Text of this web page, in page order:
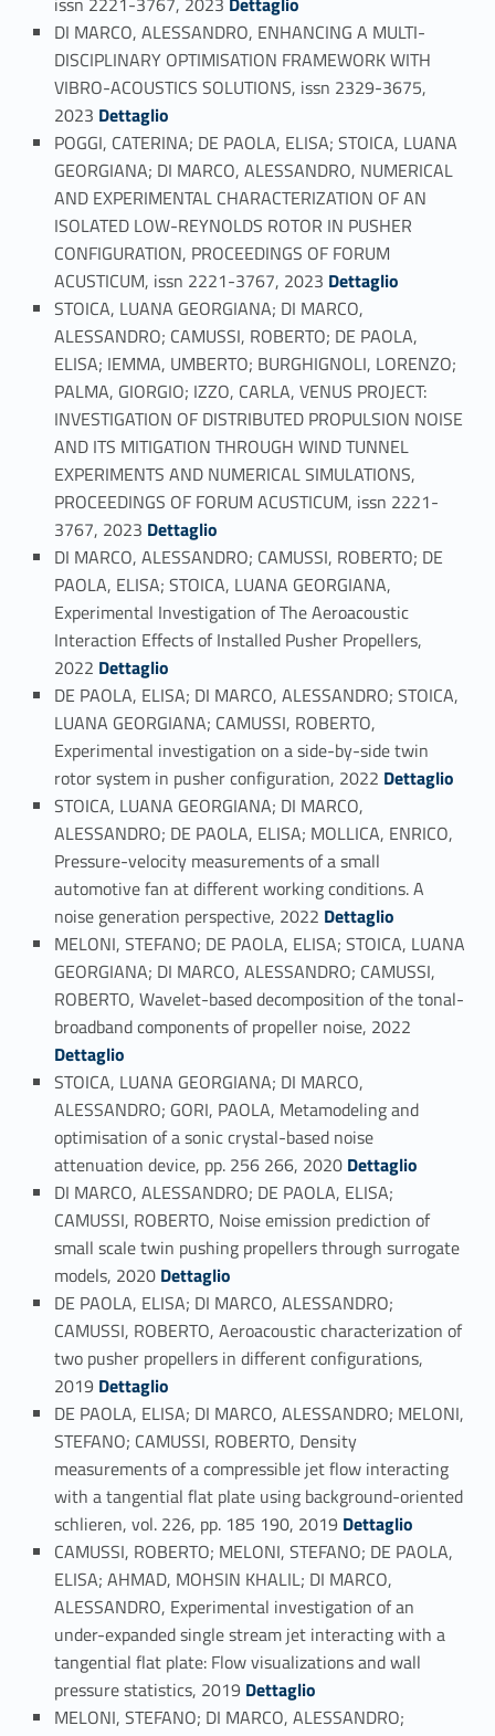
DI MARCO, ALESSANDRO, ENHANCING A MULTI-
DISCIPLINARY OPTIMISATION FRAMEWORK WITH
VIBRO-ACOUSTICS SOLUTIONS, issn 2329-3675,
2023 Link identifier #identifier_person_31003-32
Dettaglio
POGGI, CATERINA; DE PAOLA, ELISA; STOICA, LUANA
GEORGIANA; DI MARCO, ALESSANDRO, NUMERICAL
AND EXPERIMENTAL CHARACTERIZATION OF AN
ISOLATED LOW-REYNOLDS ROTOR IN PUSHER
CONFIGURATION, PROCEEDINGS OF FORUM
ACUSTICUM, issn 2221-3767, 2023 Link identifier #identifier_person_168834-33
Dettaglio
STOICA, LUANA GEORGIANA; DI MARCO,
ALESSANDRO; CAMUSSI, ROBERTO; DE PAOLA,
ELISA; IEMMA, UMBERTO; BURGHIGNOLI, LORENZO;
PALMA, GIORGIO; IZZO, CARLA, VENUS PROJECT:
INVESTIGATION OF DISTRIBUTED PROPULSION NOISE
AND ITS MITIGATION THROUGH WIND TUNNEL
EXPERIMENTS AND NUMERICAL SIMULATIONS,
PROCEEDINGS OF FORUM ACUSTICUM, issn 2221-
3767, 2023 Link identifier #identifier_person_175367-34
Dettaglio
DI MARCO, ALESSANDRO; CAMUSSI, ROBERTO; DE
PAOLA, ELISA; STOICA, LUANA GEORGIANA,
Experimental Investigation of The Aeroacoustic
Interaction Effects of Installed Pusher Propellers,
2022 Link identifier #identifier_person_48739-35
Dettaglio
DE PAOLA, ELISA; DI MARCO, ALESSANDRO; STOICA,
LUANA GEORGIANA; CAMUSSI, ROBERTO,
Experimental investigation on a side-by-side twin
rotor system in pusher configuration, 2022 Link identifier #identifier_person_131097-36
Dettaglio
STOICA, LUANA GEORGIANA; DI MARCO,
ALESSANDRO; DE PAOLA, ELISA; MOLLICA, ENRICO,
Pressure-velocity measurements of a small
automotive fan at different working conditions. A
noise generation perspective, 2022 Link identifier #identifier_person_57760-37
Dettaglio
MELONI, STEFANO; DE PAOLA, ELISA; STOICA, LUANA
GEORGIANA; DI MARCO, ALESSANDRO; CAMUSSI,
ROBERTO, Wavelet-based decomposition of the tonal-
broadband components of propeller noise, 2022
Dettaglio
STOICA, LUANA GEORGIANA; DI MARCO,
ALESSANDRO; GORI, PAOLA, Metamodeling and
optimisation of a sonic crystal-based noise
attenuation device, pp. 256 266, 2020 Link identifier #identifier_person_168224-39
Dettaglio
DI MARCO, ALESSANDRO; DE PAOLA, ELISA;
CAMUSSI, ROBERTO, Noise emission prediction of
small scale twin pushing propellers through surrogate
models, 2020 Link identifier #identifier_person_78151-40
Dettaglio
DE PAOLA, ELISA; DI MARCO, ALESSANDRO;
CAMUSSI, ROBERTO, Aeroacoustic characterization of
two pusher propellers in different configurations,
2019 Link identifier #identifier_person_19364-41
Dettaglio
DE PAOLA, ELISA; DI MARCO, ALESSANDRO; MELONI,
STEFANO; CAMUSSI, ROBERTO, Density
measurements of a compressible jet flow interacting
with a tangential flat plate using background-oriented
schlieren, vol. 226, pp. 185 190, 2019 Link identifier #identifier_person_156719-42
Dettaglio
CAMUSSI, ROBERTO; MELONI, STEFANO; DE PAOLA,
ELISA; AHMAD, MOHSIN KHALIL; DI MARCO,
ALESSANDRO, Experimental investigation of an
under-expanded single stream jet interacting with a
tangential flat plate: Flow visualizations and wall
pressure statistics, 2019 Link identifier #identifier_person_187623-43
Dettaglio
MELONI, STEFANO; DI MARCO, ALESSANDRO;